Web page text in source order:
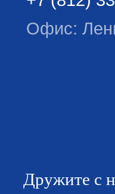
Офис:
Дружите с